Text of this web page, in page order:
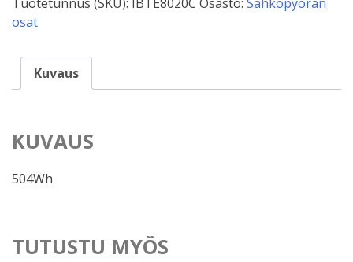
osat
Kuvaus
KUVAUS
504Wh
TUTUSTU MYÖS